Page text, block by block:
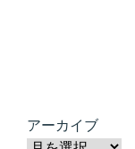
アーカイブ